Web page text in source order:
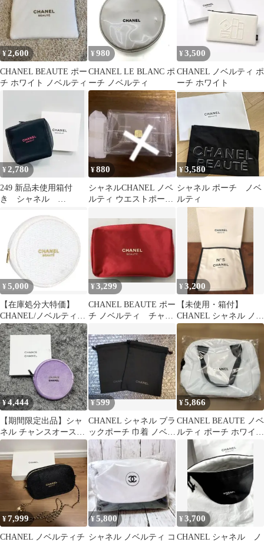
¥2,600
CHANEL BEAUTE ポー
チ ホワイト ノベルティ
¥ 980
CHANEL LE BLANC ポ
ーチ ノベルティ
¥3,500
CHANEL ノベルティ ポ
ーチ ホワイト
¥2,780
249 新品未使用箱付
き シャネル
¥880
シャネルCHANEL ノベ
ルティ ウエストポーチ
¥3,580
シャネル ポーチ ノベ
ルティ
¥ 5,000
【在庫処分大特価】
CHANEL/ノベルティ
ラウンドコスメポーチ
¥3,299
CHANEL BEAUTE ポー
チ ノベルティ チャイ
¥3,200
【未使用・箱付】
CHANEL シャネル ノベ
ルティ ポーチ No.5
¥4,444
【期間限定出品】シャ
ネル チャンスオースプ
ランディド サークルポ
ーチ ノベルティ
¥599
CHANEL シャネル ブラ
ックポーチ 巾着 ノベル
ティ 2個セット
¥5,866
CHANEL BEAUTE ノベ
ルティ ポーチ ホワイト
ミニバッグ
¥7,999
CHANEL ノベルティチ
¥5,800
シャネル ノベルティ コ
¥3,700
CHANEL シャネル ノ